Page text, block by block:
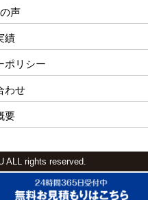
声
績
ポリシー
わせ
要
ALL rights reserved.